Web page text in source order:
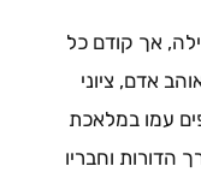
אך קודם כל
אדם, ציוני
עמו במלאכת
לאורך הדורות וחבריו